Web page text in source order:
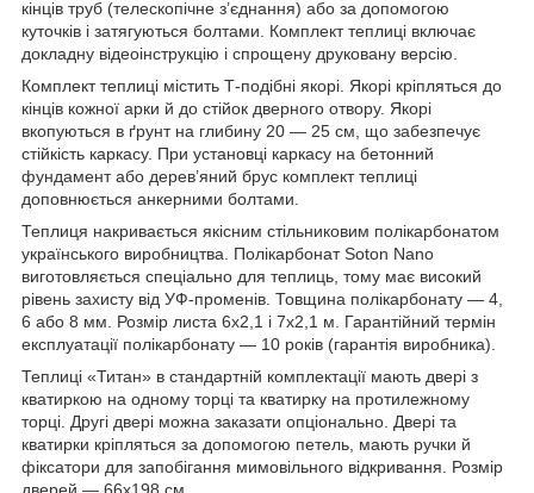
кінців труб (телескопічне з’єднання) або за допомогою
куточків і затягуються болтами. Комплект теплиці включає
докладну відеоінструкцію і спрощену друковану версію.
Комплект теплиці містить Т-подібні якорі. Якорі кріпляться до
кінців кожної арки й до стійок дверного отвору. Якорі
вкопуються в ґрунт на глибину 20 — 25 см, що забезпечує
стійкість каркасу. При установці каркасу на бетонний
фундамент або дерев’яний брус комплект теплиці
доповнюється анкерними болтами.
Теплиця накривається якісним стільниковим полікарбонатом
українського виробництва. Полікарбонат Soton Nano
виготовляється спеціально для теплиць, тому має високий
рівень захисту від УФ-променів. Товщина полікарбонату — 4,
6 або 8 мм. Розмір листа 6х2,1 і 7х2,1 м. Гарантійний термін
експлуатації полікарбонату — 10 років (гарантія виробника).
Теплиці «Титан» в стандартній комплектації мають двері з
кватиркою на одному торці та кватирку на протилежному
торці. Другі двері можна заказати опціонально. Двері та
кватирки кріпляться за допомогою петель, мають ручки й
фіксатори для запобігання мимовільного відкривання. Розмір
дверей — 66х198 см.